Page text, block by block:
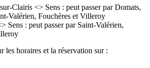
Clairis <> Sens : peut passer par Domats,
Valérien, Fouchères et Villeroy
Sens : peut passer par Saint-Valérien,
les horaires et la réservation sur :